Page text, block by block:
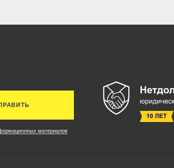
материалов